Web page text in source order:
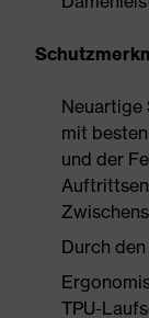
Neuartige
mit
und der
Durch
TPU-